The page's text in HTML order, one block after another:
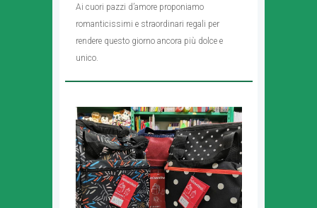
Ai cuori pazzi d’amore proponiamo
romanticissimi e straordinari regali per
rendere questo giorno ancora più dolce e
unico.